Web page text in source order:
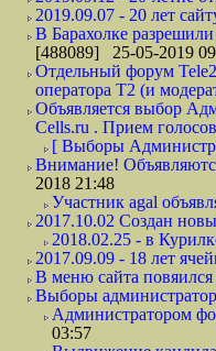
2019.09.07 - 20 лет
В Барахолке
[488089] 25-05-2019
Отдельный форум
оператора Т2 (и
Объявляется выбор
Cells.ru . Прием
[ Выборы
Внимание!
2018 21:48
Участник agal
2017.10.02 Создан
2018.02.25 - в
2017.09.09 - 18 лет
В меню сайта
Выборы
Администратором
03:57